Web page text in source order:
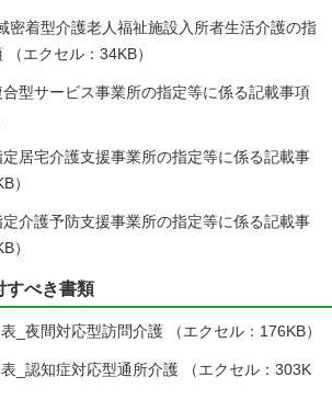
密着型介護老人福祉施設入所者生活介護の指
エクセル：34KB）
型サービス事業所の指定等に係る記載事項
居宅介護支援事業所の指定等に係る記載事
）
介護予防支援事業所の指定等に係る記載事
）
すべき書類
_夜間対応型訪問介護 （エクセル：176KB）
_認知症対応型通所介護 （エクセル：303K